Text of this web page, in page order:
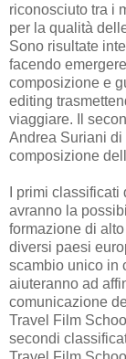
riconosciuto tra i
per la qualità
Sono risultate
facendo
composizione e
editing
viaggiare. Il
Andrea Suriani
composizione
I primi
avranno la
formazione di
diversi paesi
scambio unico in
aiuteranno ad
comunicazione
Travel Film
secondi